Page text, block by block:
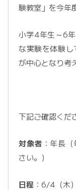
験教室」を今年
小学4年生～6
な実験を体験
が中心となり考
下記ご確認くだ
対象者 ：年長
さい。）
日程 ：6/4（木